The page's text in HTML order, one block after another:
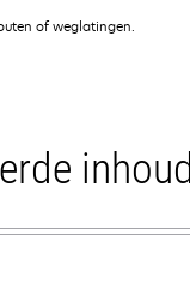
of weglatingen.
inhoud